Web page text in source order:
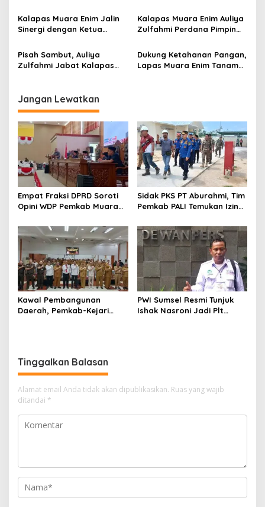
s
Binaan, Wujudkan Bersih
Narkoba
Kalapas Muara Enim Jalin
Sinergi dengan Ketua
Kalapas Muara Enim Auliya
Zulfahmi Perdana Pimpin
Pisah Sambut, Auliya
Zulfahmi Jabat Kalapas
Dukung Ketahanan Pangan,
Lapas Muara Enim Tanam
Jangan Lewatkan
Empat Fraksi DPRD Soroti
Opini WDP Pemkab Muara
Kelola Keuangan
Sidak PKS PT Aburahmi, Tim
Pemkab PALI Temukan Izin
Kawal Pembangunan
Daerah, Pemkab-Kejari
PWI Sumsel Resmi Tunjuk
Ishak Nasroni Jadi Plt
Tinggalkan Balasan
Alamat email Anda tidak akan dipublikasikan. Ruas yang wajib
ditandai *